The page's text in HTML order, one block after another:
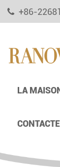
+86-
LA